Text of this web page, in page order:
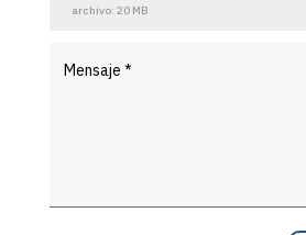
archivo: 20 MB